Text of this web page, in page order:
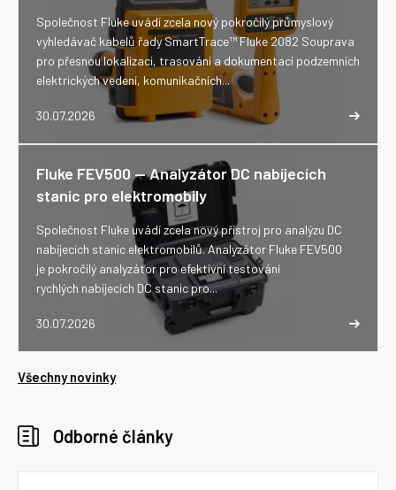
30.07.2026
Společnost Fluke uvádí zcela nový pokročilý průmyslový
vyhledávač kabelů řady SmartTrace™ Fluke 2082 Souprava
pro přesnou lokalizaci, trasování a dokumentaci podzemních
elektrických vedení, komunikačních...
Fluke FEV500 -- Analyzátor DC nabíjecích
stanic pro elektromobily
30.07.2026
Společnost Fluke uvádí zcela nový přístroj pro analýzu DC
nabíjecích stanic elektromobilů. Analyzátor Fluke FEV500
je pokročilý analyzátor pro efektivní testování
rychlých nabíjecích DC stanic pro...
Všechny novinky
Odborné články